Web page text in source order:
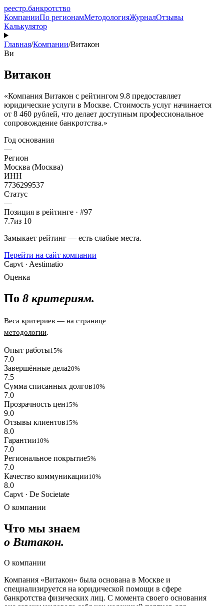
реестр.банкротство
КомпанииПо регионамМетодологияЖурналОтзывы
Калькулятор
Главная/Компании/Витакон
Ви
Витакон
«Компания Витакон с рейтингом 9.8 предоставляет
юридические услуги в Москве. Стоимость услуг начинается
от 8 460 рублей, что делает доступным профессиональное
сопровождение банкротства.»
Год основания
—
Регион
Москва (Москва)
ИНН
7736299537
Статус
—
Позиция в рейтинге · #97
7.7из 10
Замыкает рейтинг — есть слабые места.
Перейти на сайт компании
Capvt · Aestimatio
Оценка
По 8 критериям.
Веса критериев — на странице
методологии.
Опыт работы15%
7.0
Завершённые дела20%
7.5
Сумма списанных долгов10%
7.0
Прозрачность цен15%
9.0
Отзывы клиентов15%
8.0
Гарантии10%
7.0
Региональное покрытие5%
7.0
Качество коммуникации10%
8.0
Capvt · De Societate
О компании
Что мы знаем
о Витакон.
О компании
Компания «Витакон» была основана в Москве и
специализируется на юридической помощи в сфере
банкротства физических лиц. С момента своего основания